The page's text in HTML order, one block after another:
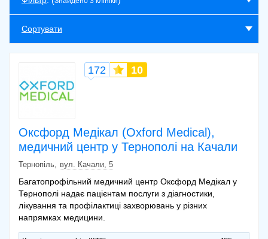
Сортувати
Оксфорд Медікал (Oxford Medical),
медичний центр у Тернополі на Качали
172 10
Тернопіль вул. Качали, 5
Багатопрофільний медичний центр Оксфорд Медікал у
Тернополі надає пацієнтам послуги з діагностики,
лікування та профілактиці захворювань у різних
напрямках медицини.